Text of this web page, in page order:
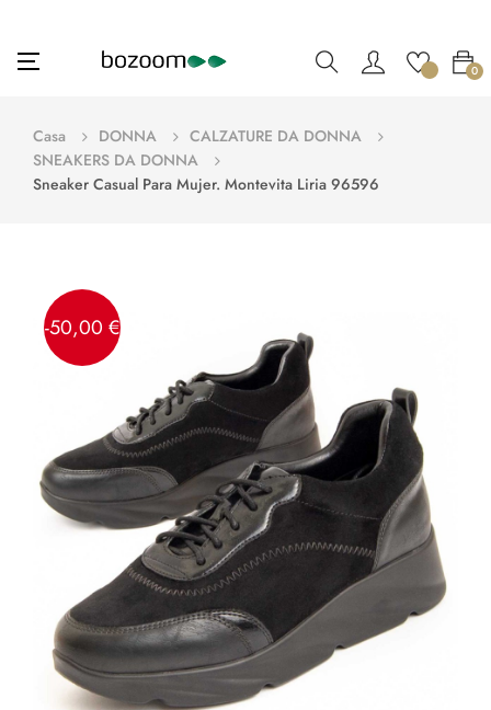
navigazione
☰ 0
Casa DONNA
CALZATURE DA DONNA
SNEAKERS DA DONNA
Sneaker Casual Para Mujer. Montevita Liria 96596
-50,00 €